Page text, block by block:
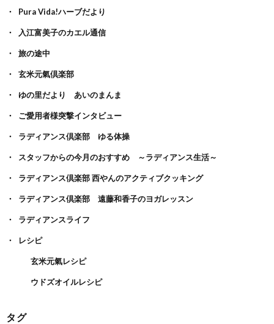
Pura Vida!ハーブだより
入江富美子のカエル通信
旅の途中
玄米元氣倶楽部
ゆの里だより あいのまんま
ご愛用者様突撃インタビュー
ラディアンス倶楽部 ゆる体操
スタッフからの今月のおすすめ ～ラディアンス生活～
ラディアンス倶楽部 西やんのアクティブクッキング
ラディアンス倶楽部 遠藤和香子のヨガレッスン
ラディアンスライフ
レシピ
玄米元氣レシピ
ウドズオイルレシピ
タグ